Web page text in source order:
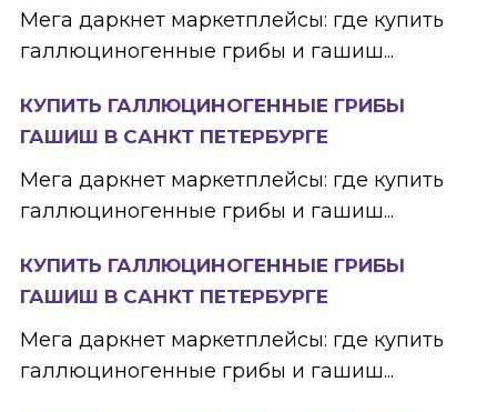
Мега даркнет маркетплейсы: где купить
галлюциногенные грибы и гашиш...
КУПИТЬ ГАЛЛЮЦИНОГЕННЫЕ ГРИБЫ
ГАШИШ В САНКТ ПЕТЕРБУРГЕ
Мега даркнет маркетплейсы: где купить
галлюциногенные грибы и гашиш...
КУПИТЬ ГАЛЛЮЦИНОГЕННЫЕ ГРИБЫ
ГАШИШ В САНКТ ПЕТЕРБУРГЕ
Мега даркнет маркетплейсы: где купить
галлюциногенные грибы и гашиш...